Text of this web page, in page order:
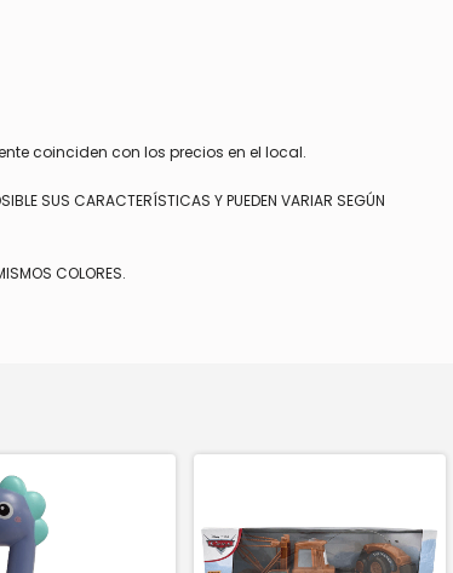
coinciden con los precios en el local.
SUS CARACTERÍSTICAS Y PUEDEN VARIAR SEGÚN
COLORES.